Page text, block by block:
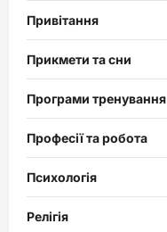
Привітання
Прикмети та сни
Програми тренування
Професії та робота
Психологія
Релігія